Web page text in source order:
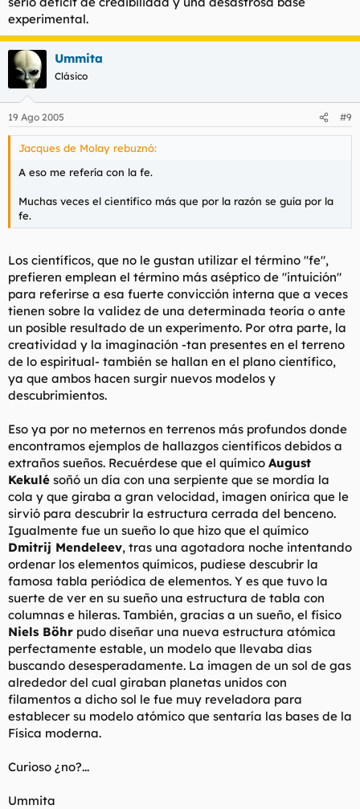
experimental.
Ummita
Clásico
19 Ago 2005 #9
Jacques de Molay rebuznó:
A eso me refería con la fe.
Muchas veces el científico más que por la razón se guía por la
fe.
Los científicos, que no le gustan utilizar el término "fe",
prefieren emplean el término más aséptico de "intuición"
para referirse a esa fuerte convicción interna que a veces
tienen sobre la validez de una determinada teoría o ante
un posible resultado de un experimento. Por otra parte, la
creatividad y la imaginación -tan presentes en el terreno
de lo espiritual- también se hallan en el plano científico,
ya que ambos hacen surgir nuevos modelos y
descubrimientos.
Eso ya por no meternos en terrenos más profundos donde
encontramos ejemplos de hallazgos científicos debidos a
extraños sueños. Recuérdese que el químico August
Kekulé soñó un día con una serpiente que se mordía la
cola y que giraba a gran velocidad, imagen onírica que le
sirvió para descubrir la estructura cerrada del benceno.
Igualmente fue un sueño lo que hizo que el químico
Dmitrij Mendeleev, tras una agotadora noche intentando
ordenar los elementos químicos, pudiese descubrir la
famosa tabla periódica de elementos. Y es que tuvo la
suerte de ver en su sueño una estructura de tabla con
columnas e hileras. También, gracias a un sueño, el físico
Niels Böhr pudo diseñar una nueva estructura atómica
perfectamente estable, un modelo que llevaba dias
buscando desesperadamente. La imagen de un sol de gas
alrededor del cual giraban planetas unidos con
filamentos a dicho sol le fue muy reveladora para
establecer su modelo atómico que sentaría las bases de la
Física moderna.
Curioso ¿no?...
Ummita